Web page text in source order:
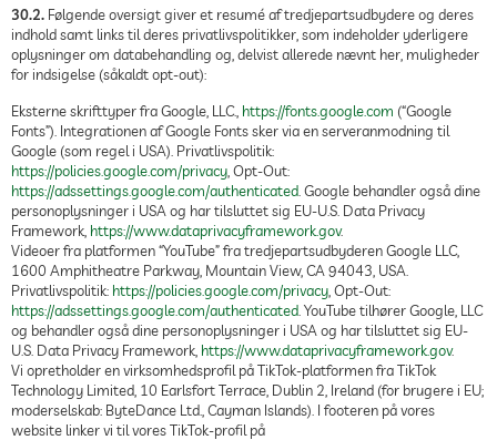
30.2. Følgende oversigt giver et resumé af tredjepartsudbydere og deres
indhold samt links til deres privatlivspolitikker, som indeholder yderligere
oplysninger om databehandling og, delvist allerede nævnt her, muligheder
for indsigelse (såkaldt opt-out):
Eksterne skrifttyper fra Google, LLC., https://fonts.google.com (“Google
Fonts”). Integrationen af Google Fonts sker via en serveranmodning til
Google (som regel i USA). Privatlivspolitik:
https://policies.google.com/privacy , Opt-Out:
https://adssettings.google.com/authenticated . Google behandler også dine
personoplysninger i USA og har tilsluttet sig EU-U.S. Data Privacy
Framework, https://www.dataprivacyframework.gov.
Videoer fra platformen “YouTube” fra tredjepartsudbyderen Google LLC,
1600 Amphitheatre Parkway, Mountain View, CA 94043, USA.
Privatlivspolitik: https://policies.google.com/privacy , Opt-Out:
https://adssettings.google.com/authenticated . YouTube tilhører Google, LLC
og behandler også dine personoplysninger i USA og har tilsluttet sig EU-
U.S. Data Privacy Framework, https://www.dataprivacyframework.gov.
Vi opretholder en virksomhedsprofil på TikTok-platformen fra TikTok
Technology Limited, 10 Earlsfort Terrace, Dublin 2, Ireland (for brugere i EU;
moderselskab: ByteDance Ltd., Cayman Islands). I footeren på vores
website linker vi til vores TikTok-profil på